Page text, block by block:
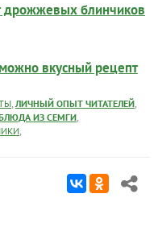
дрожжевых блинчиков
вкусный рецепт
, ЛИЧНЫЙ ОПЫТ ЧИТАТЕЛЕЙ,
ИЗ СЕМГИ,
,